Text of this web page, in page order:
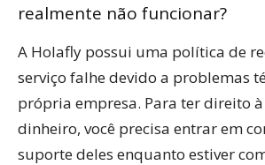
realmente não funcionar?
A Holafly possui uma política de
serviço falhe devido a problemas
própria empresa. Para ter direito
dinheiro, você precisa entrar em
suporte deles enquanto estiver